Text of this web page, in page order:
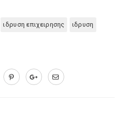
ιδρυση επιχειρησης ιδρυση